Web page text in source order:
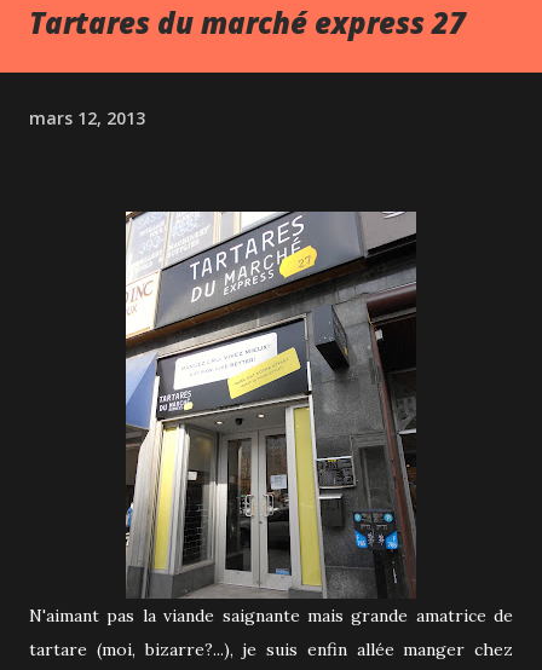
Tartares du marché express 27
mars 12, 2013
N'aimant pas la viande saignante mais grande amatrice de
tartare (moi, bizarre?...), je suis enfin allée manger chez